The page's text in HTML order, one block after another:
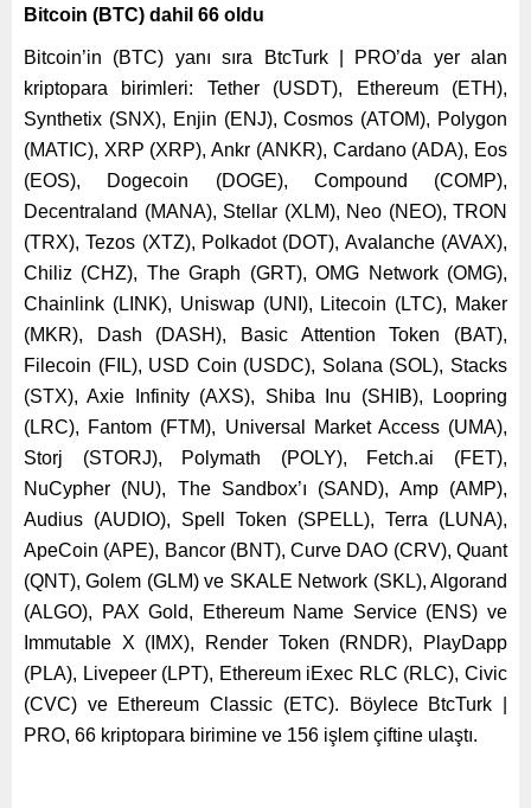
Bitcoin (BTC) dahil 66 oldu
Bitcoin’in (BTC) yanı sıra BtcTurk | PRO’da yer alan
kriptopara birimleri:
Tether (USDT), Ethereum (ETH),
Synthetix (SNX), Enjin (ENJ), Cosmos (ATOM), Polygon
(MATIC), XRP (XRP), Ankr (ANKR), Cardano (ADA), Eos
(EOS), Dogecoin (DOGE), Compound (COMP),
Decentraland (MANA), Stellar (XLM), Neo (NEO), TRON
(TRX), Tezos (XTZ), Polkadot (DOT), Avalanche (AVAX),
Chiliz (CHZ), The Graph (GRT), OMG Network (OMG),
Chainlink (LINK), Uniswap (UNI), Litecoin (LTC), Maker
(MKR), Dash (DASH), Basic Attention Token (BAT),
Filecoin (FIL), USD Coin (USDC), Solana (SOL), Stacks
(STX), Axie Infinity (AXS), Shiba Inu (SHIB), Loopring
(LRC), Fantom (FTM), Universal Market Access (UMA),
Storj (STORJ), Polymath (POLY), Fetch.ai (FET),
NuCypher (NU), The Sandbox’ı (SAND), Amp (AMP),
Audius (AUDIO), Spell Token (SPELL), Terra (LUNA),
ApeCoin (APE), Bancor (BNT), Curve DAO (CRV), Quant
(QNT), Golem (GLM) ve SKALE Network (SKL), Algorand
(ALGO), PAX Gold, Ethereum Name Service (ENS) ve
Immutable X (IMX), Render Token (RNDR), PlayDapp
(PLA), Livepeer (LPT), Ethereum iExec RLC (RLC), Civic
(CVC) ve Ethereum Classic (ETC). Böylece BtcTurk |
PRO, 66 kriptopara birimine ve 156 işlem çiftine ulaştı.